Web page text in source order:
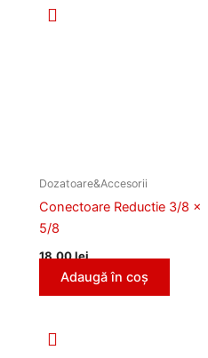
Dozatoare&Accesorii
Conectoare Reductie 3/8 x
5/8
18,00lei
Adaugă în coș